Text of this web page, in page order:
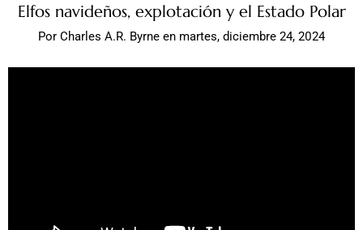
Elfos navideños, explotación y el Estado Polar
Por Charles A.R. Byrne en martes, diciembre 24, 2024